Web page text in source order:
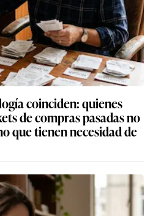
coinciden: quienes
de compras pasadas no
que tienen necesidad de